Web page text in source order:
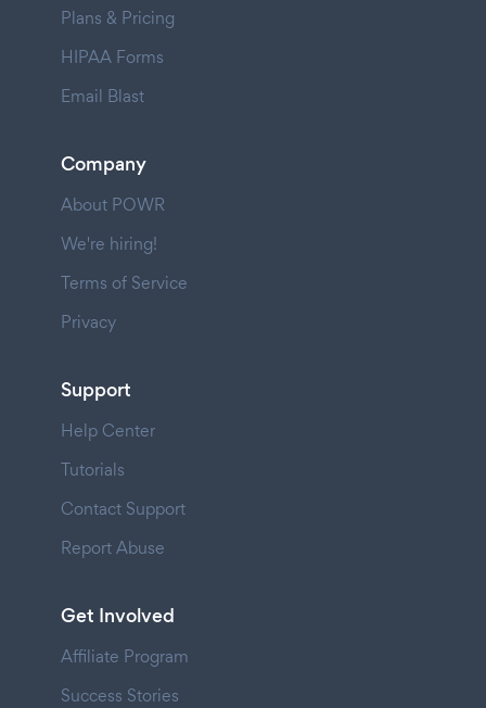
Plans & Pricing
HIPAA Forms
Email Blast
Company
About POWR
We're hiring!
Terms of Service
Privacy
Support
Help Center
Tutorials
Contact Support
Report Abuse
Get Involved
Affiliate Program
Success Stories